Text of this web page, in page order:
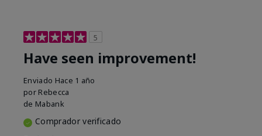
5
Have seen improvement!
Enviado Hace 1 año
por Rebecca
de Mabank
Comprador verificado